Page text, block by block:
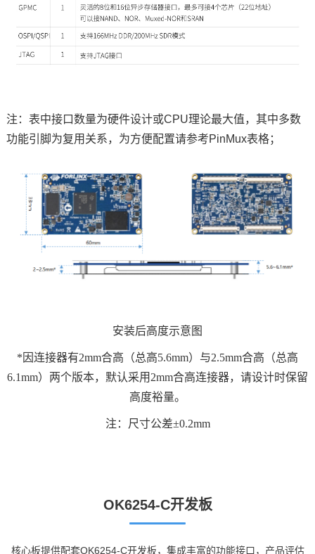
注：表中接口数量为硬件设计或CPU理论最大值，其中多数
功能引脚为复用关系，为方便配置请参考PinMux表格；
安装后高度示意图
*因连接器有2mm合高（总高5.6mm）与2.5mm合高（总高
6.1mm）两个版本，默认采用2mm合高连接器，请设计时保留
高度裕量。
注：尺寸公差±0.2mm
OK6254-C开发板
核心板提供配套OK6254-C开发板，集成丰富的功能接口，产品评估